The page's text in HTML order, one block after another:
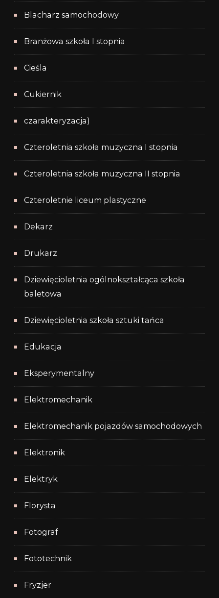
Blacharz samochodowy
Branżowa szkoła I stopnia
Cieśla
Cukiernik
czarakteryzacja)
Czteroletnia szkoła muzyczna I stopnia
Czteroletnia szkoła muzyczna II stopnia
Czteroletnie liceum plastyczne
Dekarz
Drukarz
Dziewięcioletnia ogólnokształcąca szkoła
baletowa
Dziewięcioletnia szkoła sztuki tańca
Edukacja
Eksperymentalny
Elektromechanik
Elektromechanik pojazdów samochodowych
Elektronik
Elektryk
Florysta
Fotograf
Fototechnik
Fryzjer